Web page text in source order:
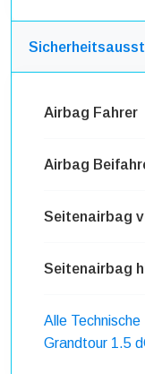
Airbag Fahrer
Airbag
Seitenairbag
Seitenairbag
Alle
Grandtour 1.5